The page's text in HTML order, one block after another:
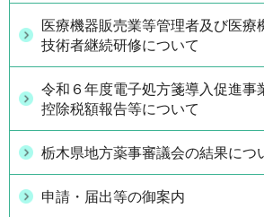
医療機器販売業等管理者及び医療
技術者継続研修について
令和６年度電子処方箋導入促進事
控除税額報告等について
栃木県地方薬事審議会の結果につ
申請・届出等の御案内